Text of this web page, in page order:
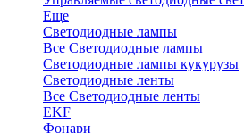
Еще
Светодиодные лампы
Все Светодиодные лампы
Светодиодные лампы кукурузы
Светодиодные ленты
Все Светодиодные ленты
EKF
Фонари